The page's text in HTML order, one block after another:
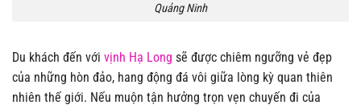
Quảng Ninh
Du khách đến với vịnh Hạ Long sẽ được chiêm ngưỡng vẻ đẹp
của những hòn đảo, hang động đá vôi giữa lòng kỳ quan thiên
nhiên thế giới. Nếu muộn tận hưởng trọn vẹn chuyến đi của